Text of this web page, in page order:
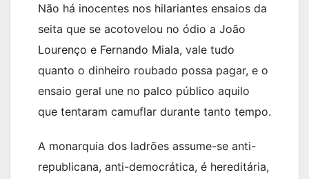
Não há inocentes nos hilariantes ensaios da
seita que se acotovelou no ódio a João
Lourenço e Fernando Miala, vale tudo
quanto o dinheiro roubado possa pagar, e o
ensaio geral une no palco público aquilo
que tentaram camuflar durante tanto tempo.
A monarquia dos ladrões assume-se anti-
republicana, anti-democrática, é hereditária,